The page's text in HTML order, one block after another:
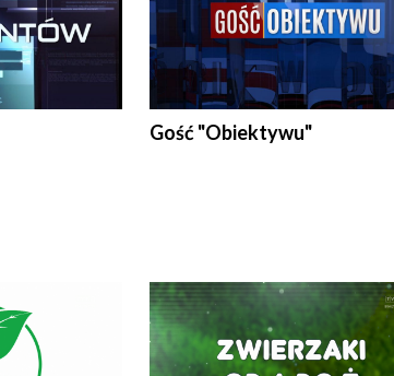
Gość "Obiektywu"